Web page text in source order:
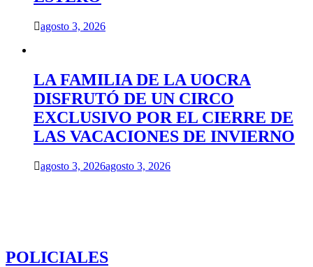
agosto 3, 2026
LA FAMILIA DE LA UOCRA
DISFRUTÓ DE UN CIRCO
EXCLUSIVO POR EL CIERRE DE
LAS VACACIONES DE INVIERNO
agosto 3, 2026agosto 3, 2026
POLICIALES